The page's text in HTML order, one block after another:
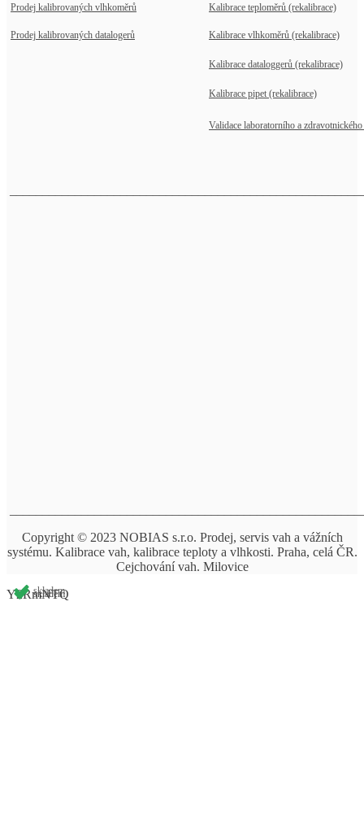
skladem
skladem
Prodej kalibrovaných vlhkoměrů Kalibrace teploměrů (rekalibrace)
Prodej kalibrovaných datalogerů Kalibrace vlhkoměrů (rekalibrace)
Kalibrace dataloggerů (rekalibrace)
Kalibrace pipet (rekalibrace)
Validace laboratorního a
Copyright © 2023 NOBIAS s.r.o. Prodej, servis vah a vážních
systému. Kalibrace vah, kalibrace teploty a vlhkosti. Praha, celá ČR.
Cejchování vah. Milovice
Y2RmNTQ